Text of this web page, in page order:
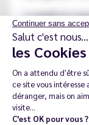
Continuer sans
Salut c'est nous...
les Cookies
On a attendu d'être
ce site vous intéresse
déranger, mais on
visite...
C'est OK pour vous ?
Lepodest
Compact,
les nouveaux
expérimentés
Il fonctionne
le e-liquide
remplaçable